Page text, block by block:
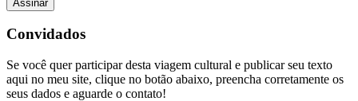
Convidados
Se você quer participar desta viagem cultural e publicar seu texto
aqui no meu site, clique no botão abaixo, preencha corretamente os
seus dados e aguarde o contato!